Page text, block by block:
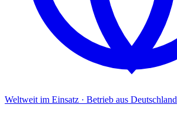
Weltweit im Einsatz · Betrieb aus Deutschland